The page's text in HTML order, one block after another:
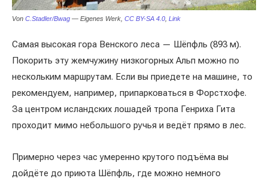
Von C.Stadler/Bwag — Eigenes Werk, CC BY-SA 4.0 Link
Самая высокая гора Венского леса — Шёпфль (893 м).
Покорить эту жемчужину низкогорных Альп можно по
нескольким маршрутам. Если вы приедете на машине, то
рекомендуем, например, припарковаться в Форстхофе.
За центром исландских лошадей тропа Генриха Гита
проходит мимо небольшого ручья и ведёт прямо в лес.
Примерно через час умеренно крутого подъёма вы
дойдёте до приюта Шёпфль, где можно немного